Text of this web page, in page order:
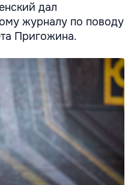
дал
журналу по поводу
Пригожина.